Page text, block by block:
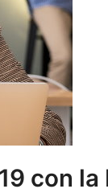
con